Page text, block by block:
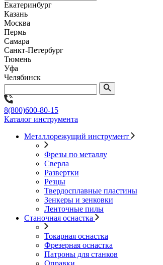
Екатеринбург
Казань
Москва
Пермь
Самара
Санкт-Петербург
Тюмень
Уфа
Челябинск
8(800)600-80-15
Каталог инструмента
Металлорежущий инструмент
Фрезы по металлу
Сверла
Развертки
Резцы
Твердосплавные пластины
Зенкеры и зенковки
Ленточные пилы
Станочная оснастка
Токарная оснастка
Фрезерная оснастка
Патроны для станков
Оправки